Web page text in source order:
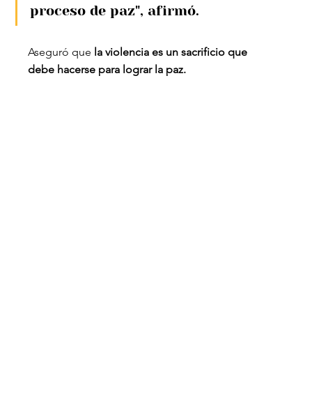
proceso de paz", afirmó.
Aseguró que la violencia es un sacrificio que
debe hacerse para lograr la paz.